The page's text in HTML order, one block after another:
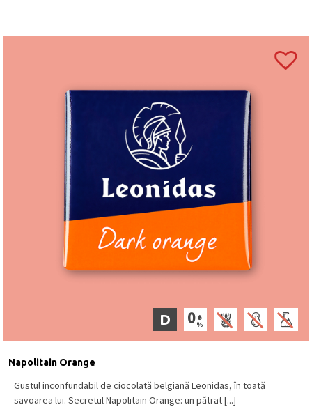
D
Napolitain Orange
Gustul inconfundabil de ciocolată belgiană Leonidas, în toată
savoarea lui. Secretul Napolitain Orange: un pătrat [...]